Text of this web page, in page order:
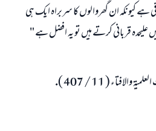
كيونكہ ان گھروالوں كا سربراہ ايك ہى
قربانى كرتے ہيں تو يہ افضل ہے "
والافتاء ( 11 / 407 ).